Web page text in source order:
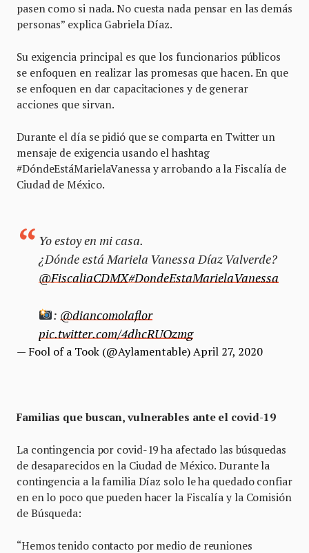
pasen como si nada. No cuesta nada pensar en las demás
personas” explica Gabriela Díaz.
Su exigencia principal es que los funcionarios públicos
se enfoquen en realizar las promesas que hacen. En que
se enfoquen en dar capacitaciones y de generar
acciones que sirvan.
Durante el día se pidió que se comparta en Twitter un
mensaje de exigencia usando el hashtag
#DóndeEstáMarielaVanessa y arrobando a la Fiscalía de
Ciudad de México.
Yo estoy en mi casa.
¿Dónde está Mariela Vanessa Díaz Valverde?
@FiscaliaCDMX#DondeEstaMarielaVanessa
: @diancomolaflor
pic.twitter.com/4dhcRUOzmg
— Fool of a Took (@Aylamentable)April 27, 2020
Familias que buscan, vulnerables ante el covid-19
La contingencia por covid-19 ha afectado las búsquedas
de desaparecidos en la Ciudad de México. Durante la
contingencia a la familia Díaz solo le ha quedado confiar
en en lo poco que pueden hacer la Fiscalía y la Comisión
de Búsqueda:
“Hemos tenido contacto por medio de reuniones